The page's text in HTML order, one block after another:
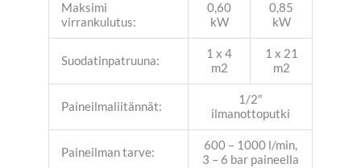
Maksimi
virrankulutus:
0,60
kW
0,85
kW
Suodatinpatruuna:
1 x 4
m2
1 x 21
m2
Paineilmaliitännät:
1/2″
ilmanottoputki
Paineilman tarve:
600 – 1000 l/min,
3 – 6 bar paineella